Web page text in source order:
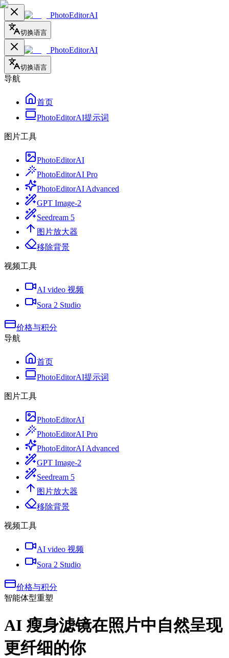
PhotoEditorAI
切换语言
PhotoEditorAI
切换语言
导航
首页
PhotoEditorAI提示词
图片工具
PhotoEditorAI
PhotoEditorAI Pro
PhotoEditorAI Advanced
GPT Image-2
Seedream 5
图片放大器
移除背景
视频工具
AI video 视频
Sora 2 Studio
价格与积分
导航
首页
PhotoEditorAI提示词
图片工具
PhotoEditorAI
PhotoEditorAI Pro
PhotoEditorAI Advanced
GPT Image-2
Seedream 5
图片放大器
移除背景
视频工具
AI video 视频
Sora 2 Studio
价格与积分
智能体型重塑
AI 瘦身滤镜在照片中自然呈现
更纤细的你